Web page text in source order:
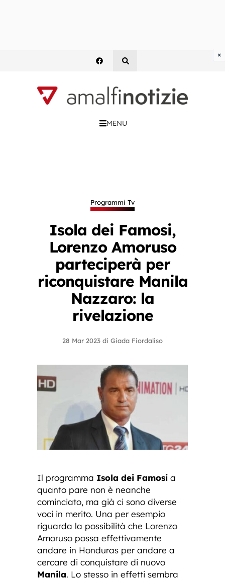
MENU
Programmi Tv
Isola dei Famosi,
Lorenzo Amoruso
parteciperà per
riconquistare Manila
Nazzaro: la
rivelazione
28 Mar 2023 di Giada Fiordaliso
Il programma Isola dei Famosi a
quanto pare non è neanche
cominciato, ma già ci sono diverse
voci in merito. Una per esempio
riguarda la possibilità che Lorenzo
Amoruso possa effettivamente
andare in Honduras per andare a
cercare di conquistare di nuovo
Manila. Lo stesso in effetti sembra
×